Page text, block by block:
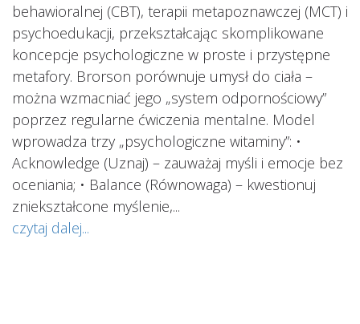
behawioralnej (CBT), terapii metapoznawczej (MCT) i
psychoedukacji, przekształcając skomplikowane
koncepcje psychologiczne w proste i przystępne
metafory. Brorson porównuje umysł do ciała –
można wzmacniać jego „system odpornościowy”
poprzez regularne ćwiczenia mentalne. Model
wprowadza trzy „psychologiczne witaminy”: •
Acknowledge (Uznaj) – zauważaj myśli i emocje bez
oceniania; • Balance (Równowaga) – kwestionuj
zniekształcone myślenie,...
czytaj dalej...